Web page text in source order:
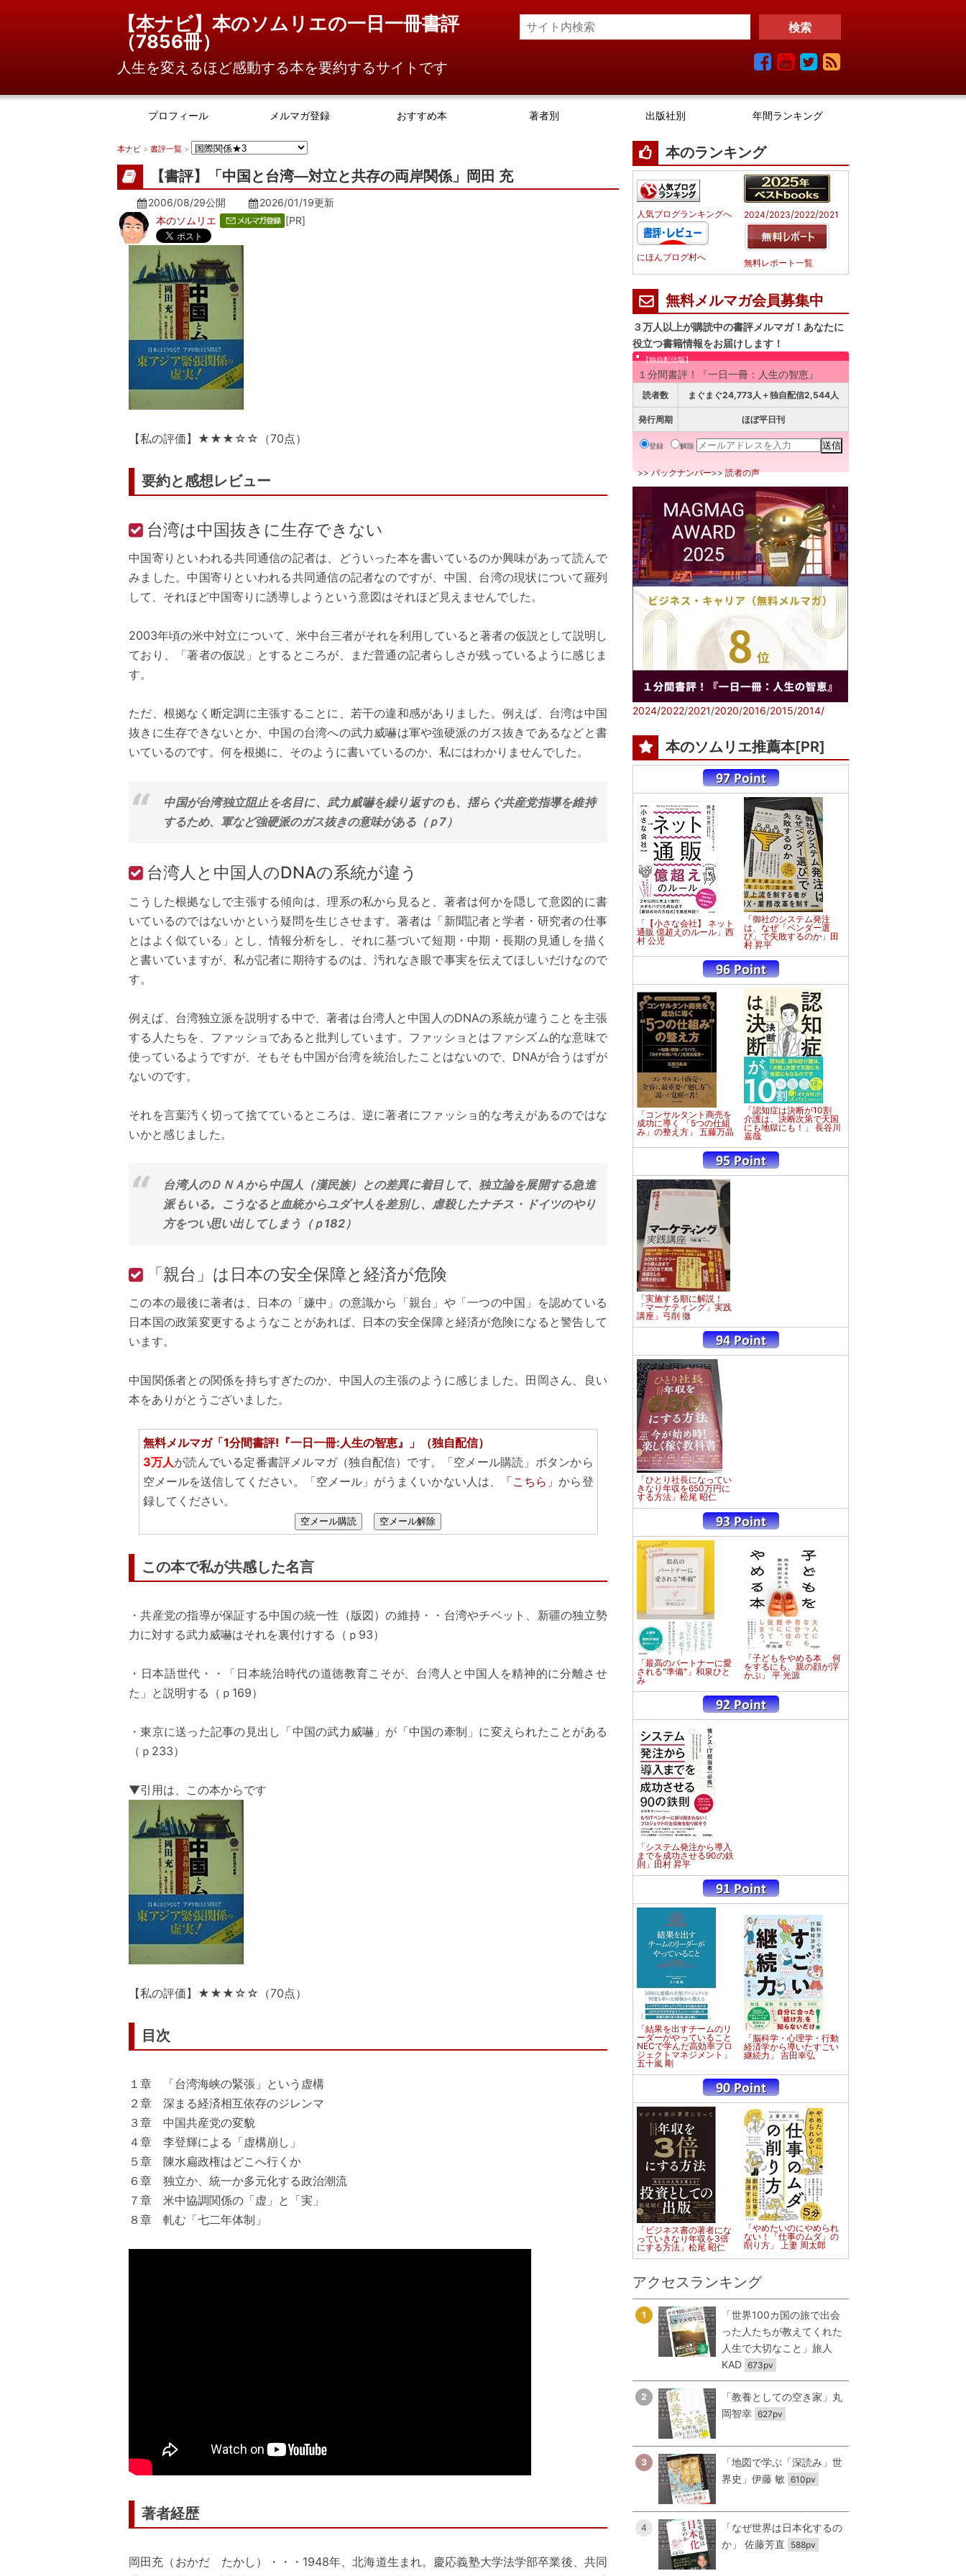
【本ナビ】本のソムリエの一日一冊書評
（7856冊）
人生を変えるほど感動する本を要約するサイトです
プロフィール メルマガ登録 おすすめ本 著者別 出版社別 年間ランキング
本ナビ > 書評一覧 >
【書評】「中国と台湾―対立と共存の両岸関係」岡田 充
2006/08/29公開 2026/01/19更新
本のソムリエ
[PR]
【私の評価】★★★☆☆（70点）
要約と感想レビュー
台湾は中国抜きに生存できない
中国寄りといわれる共同通信の記者は、どういった本を書いているのか興味があって読んで
みました。中国寄りといわれる共同通信の記者なのですが、中国、台湾の現状について羅列
して、それほど中国寄りに誘導しようという意図はそれほど見えませんでした。
2003年頃の米中対立について、米中台三者がそれを利用していると著者の仮説として説明し
ており、「著者の仮説」とするところが、まだ普通の記者らしさが残っているように感じま
す。
ただ、根拠なく断定調に主張することに、若干の違和感がありました。例えば、台湾は中国
抜きに生存できないとか、中国の台湾への武力威嚇は軍や強硬派のガス抜きであるなどと書
いているのです。何を根拠に、そのように書いているのか、私にはわかりませんでした。
中国が台湾独立阻止を名目に、武力威嚇を繰り返すのも、揺らぐ共産党指導を維持
するため、軍など強硬派のガス抜きの意味がある（ｐ7）
台湾人と中国人のDNAの系統が違う
こうした根拠なしで主張する傾向は、理系の私から見ると、著者は何かを隠して意図的に書
いているのではないかという疑問を生じさせます。著者は「新聞記者と学者・研究者の仕事
とはよく似ている」とし、情報分析をし、それに基づいて短期・中期・長期の見通しを描く
と書いていますが、私が記者に期待するのは、汚れなき眼で事実を伝えてほしいだけなので
す。
例えば、台湾独立派を説明する中で、著者は台湾人と中国人のDNAの系統が違うことを主張
する人たちを、ファッショであると批判しています。ファッショとはファシズム的な意味で
使っているようですが、そもそも中国が台湾を統治したことはないので、DNAが合うはずが
ないのです。
それを言葉汚く切って捨てているところは、逆に著者にファッショ的な考えがあるのではな
いかと感じました。
台湾人のＤＮＡから中国人（漢民族）との差異に着目して、独立論を展開する急進
派もいる。こうなると血統からユダヤ人を差別し、虐殺したナチス・ドイツのやり
方をつい思い出してしまう（ｐ182）
「親台」は日本の安全保障と経済が危険
この本の最後に著者は、日本の「嫌中」の意識から「親台」や「一つの中国」を認めている
日本国の政策変更するようなことがあれば、日本の安全保障と経済が危険になると警告して
います。
中国関係者との関係を持ちすぎたのか、中国人の主張のように感じました。田岡さん、良い
本をありがとうございました。
無料メルマガ「1分間書評!『一日一冊:人生の智恵』」（独自配信）
3万人が読んでいる定番書評メルマガ（独自配信）です。「空メール購読」ボタンから
空メールを送信してください。「空メール」がうまくいかない人は、
「こちら」から登
録してください。
空メール購読 空メール解除
この本で私が共感した名言
・共産党の指導が保証する中国の統一性（版図）の維持・・台湾やチベット、新疆の独立勢
力に対する武力威嚇はそれを裏付けする（ｐ93）
・日本語世代・・「日本統治時代の道徳教育こそが、台湾人と中国人を精神的に分離させ
た」と説明する（ｐ169）
・東京に送った記事の見出し「中国の武力威嚇」が「中国の牽制」に変えられたことがある
（ｐ233）
▼引用は、この本からです
【私の評価】★★★☆☆（70点）
目次
１章 「台湾海峡の緊張」という虚構
２章 深まる経済相互依存のジレンマ
３章 中国共産党の変貌
４章 李登輝による「虚構崩し」
５章 陳水扁政権はどこへ行くか
６章 独立か、統一か多元化する政治潮流
７章 米中協調関係の「虚」と「実」
８章 軋む「七二年体制」
著者経歴
岡田充（おかだ たかし）・・・1948年、北海道生まれ。慶応義塾大学法学部卒業後、共同
本のランキング
人気ブログランキングへ
にほんブログ村へ
2024/2023/2022/2021
無料レポート一覧
無料メルマガ会員募集中
３万人以上が購読中の書評メルマガ！あなたに
役立つ書籍情報をお届けします！
【独自配信版】
１分間書評！『一日一冊：人生の智恵』
読者数 まぐまぐ24,773人＋独自配信2,544人
発行周期 ほぼ平日刊
登録 解除
>>バックナンバー>>読者の声
2024/2022/2021/2020/2016/2015/2014/
本のソムリエ推薦本[PR]
「【小さな会社】 ネット
通販 億超えのルール」西
村 公児
「御社のシステム発注
は、なぜ「ベンダー選
び」で失敗するのか」田
村 昇平
「コンサルタント商売を
成功に導く 「5つの仕組
み」の整え方」 五藤万晶
「認知症は決断が10割
介護は、決断次第で天国
にも地獄にも！」 長谷川
嘉哉
「実施する順に解説！
「マーケティング」実践
講座」弓削 徹
「ひとり社長になってい
きなり年収を650万円に
する方法」松尾 昭仁
「最高のパートナーに愛
される"準備"」和泉ひと
み
「子どもをやめる本 何
をするにも、親の顔が浮
かぶ」 平 光源
「システム発注から導入
までを成功させる90の鉄
則」田村 昇平
「結果を出すチームのリ
ーダーがやっていること
NECで学んだ高効率プロ
ジェクトマネジメント」
五十嵐 剛
「脳科学・心理学・行動
経済学から導いたすごい
継続力」 吉田幸弘
「ビジネス書の著者にな
っていきなり年収を3倍
にする方法」松尾 昭仁
「やめたいのにやめられ
ない！「仕事のムダ」の
削り方」 上妻 周太郎
アクセスランキング
1
「世界100カ国の旅で出会
った人たちが教えてくれた
人生で大切なこと」旅人
KAD 673pv
2
「教養としての空き家」丸
岡智幸 627pv
3
「地図で学ぶ「深読み」世
界史」伊藤 敏 610pv
4
「なぜ世界は日本化するの
か」 佐藤芳直
588pv